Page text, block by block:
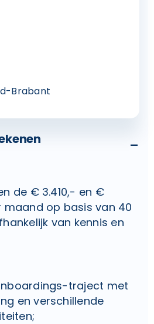
Brabant
-
de € 3.410,- en €
maand op basis van 40
van kennis en
traject met
en verschillende